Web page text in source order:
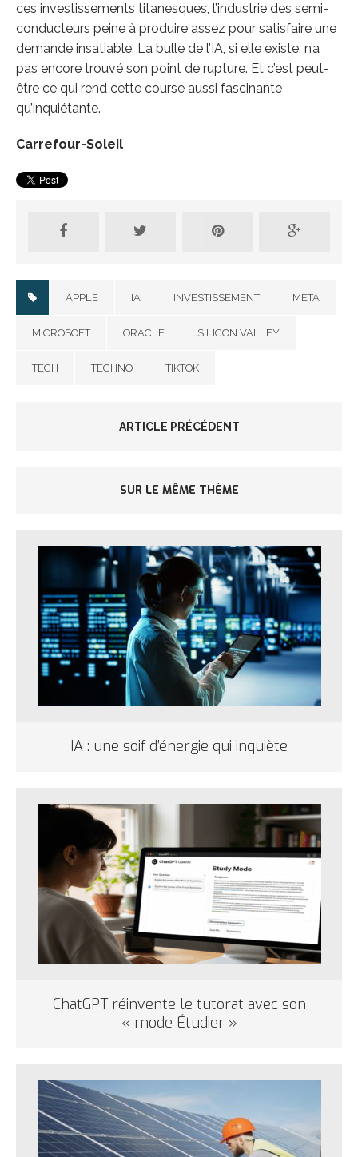
ces investissements titanesques, l’industrie des semi-
conducteurs peine à produire assez pour satisfaire une
demande insatiable. La bulle de l’IA, si elle existe, n’a
pas encore trouvé son point de rupture. Et c’est peut-
être ce qui rend cette course aussi fascinante
qu’inquiétante.
Carrefour-Soleil
APPLE IA INVESTISSEMENT META
MICROSOFT ORACLE SILICON VALLEY
TECH TECHNO TIKTOK
ARTICLE PRÉCÉDENT
SUR LE MÊME THÈME
IA : une soif d’énergie qui inquiète
ChatGPT réinvente le tutorat avec son
« mode Étudier »